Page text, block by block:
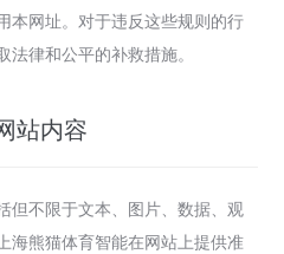
本网址。对于违反这些规则的行
律和公平的补救措施。
站内容
但不限于文本、图片、数据、观
海熊猫体育智能在网站上提供准